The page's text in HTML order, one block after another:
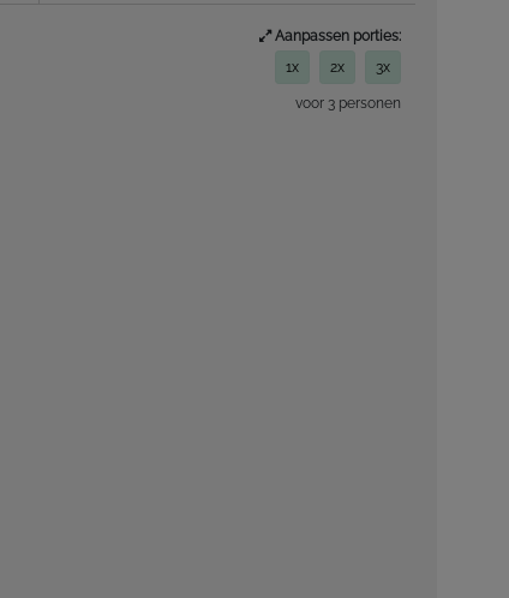
Aanpassen porties:
1x 2x 3x
voor 3 personen